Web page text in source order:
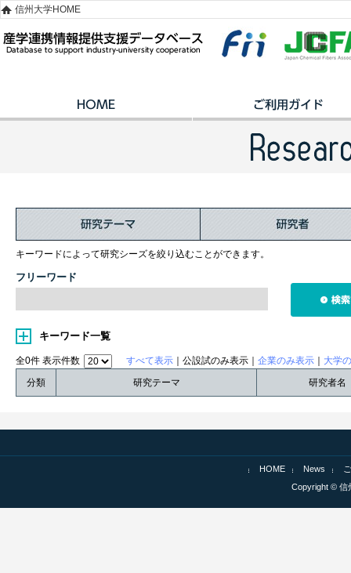
信州大学HOME
キーワードによって研究シーズを絞り込むことができます。
フリーワード
キーワード一覧
全0件 表示件数 すべて表示 ｜公設試のみ表示｜ 企業のみ表示
大学
分類
研究テーマ 研究者名
HOME News
Copyright © 信